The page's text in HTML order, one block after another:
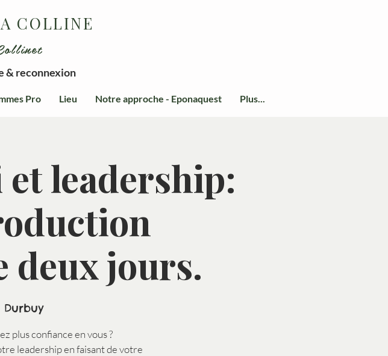
COLLINE
& reconnexion
Pro Lieu Notre approche - Eponaquest Plus...
leadership:
deux jours.
Durbuy
plus confiance en vous ?
leadership en faisant de votre